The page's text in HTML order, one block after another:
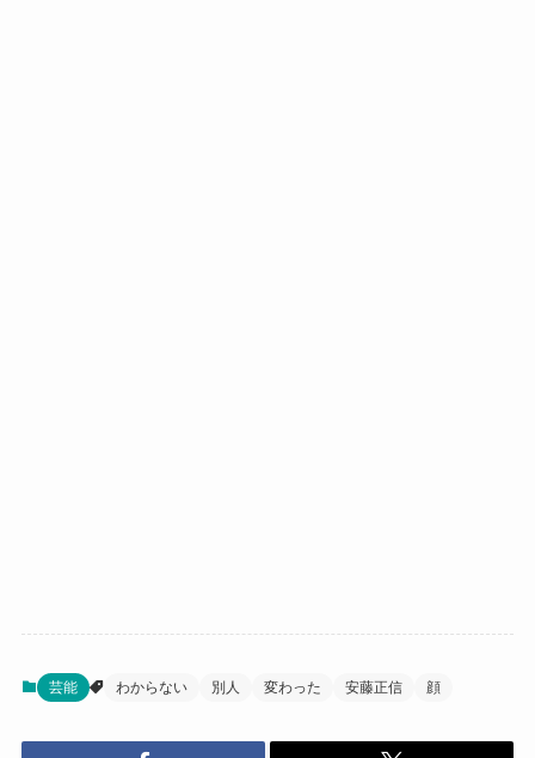
芸能 わからない 別人 変わった 安藤正信 顔